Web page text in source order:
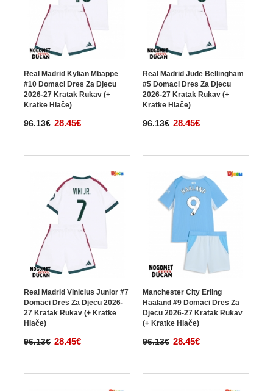
Real Madrid Kylian Mbappe
#10 Domaci Dres Za Djecu
2026-27 Kratak Rukav (+
Kratke Hlače)
96.13€ 28.45€
Real Madrid Jude Bellingham
#5 Domaci Dres Za Djecu
2026-27 Kratak Rukav (+
Kratke Hlače)
96.13€ 28.45€
Real Madrid Vinicius Junior #7
Domaci Dres Za Djecu 2026-
27 Kratak Rukav (+ Kratke
Hlače)
96.13€ 28.45€
Manchester City Erling
Haaland #9 Domaci Dres Za
Djecu 2026-27 Kratak Rukav
(+ Kratke Hlače)
96.13€ 28.45€